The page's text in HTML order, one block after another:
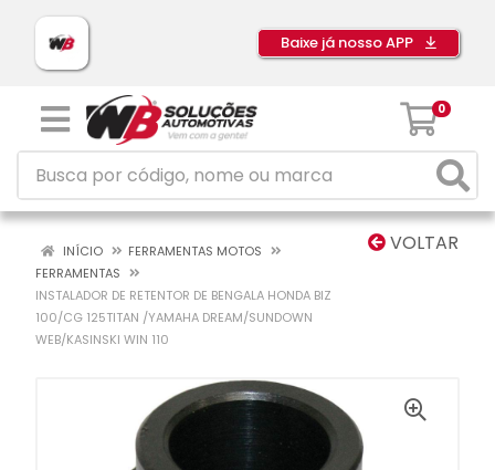
Baixe já nosso APP
0
VOLTAR
INÍCIO
FERRAMENTAS MOTOS
FERRAMENTAS
INSTALADOR DE RETENTOR DE BENGALA HONDA BIZ
100/CG 125TITAN /YAMAHA DREAM/SUNDOWN
WEB/KASINSKI WIN 110